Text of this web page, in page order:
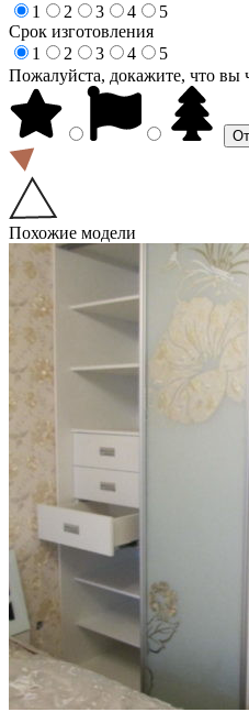
1
2 3 4
5
Срок изготовления
1
2 3 4
5
Пожалуйста, докажите, что вы
Похожие модели